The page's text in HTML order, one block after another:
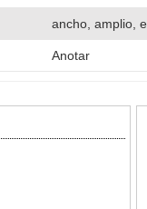
ancho, amplio,
Anotar